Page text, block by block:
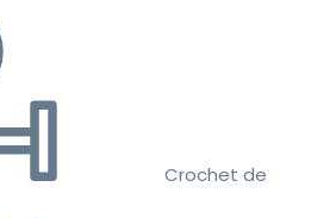
Crochet de